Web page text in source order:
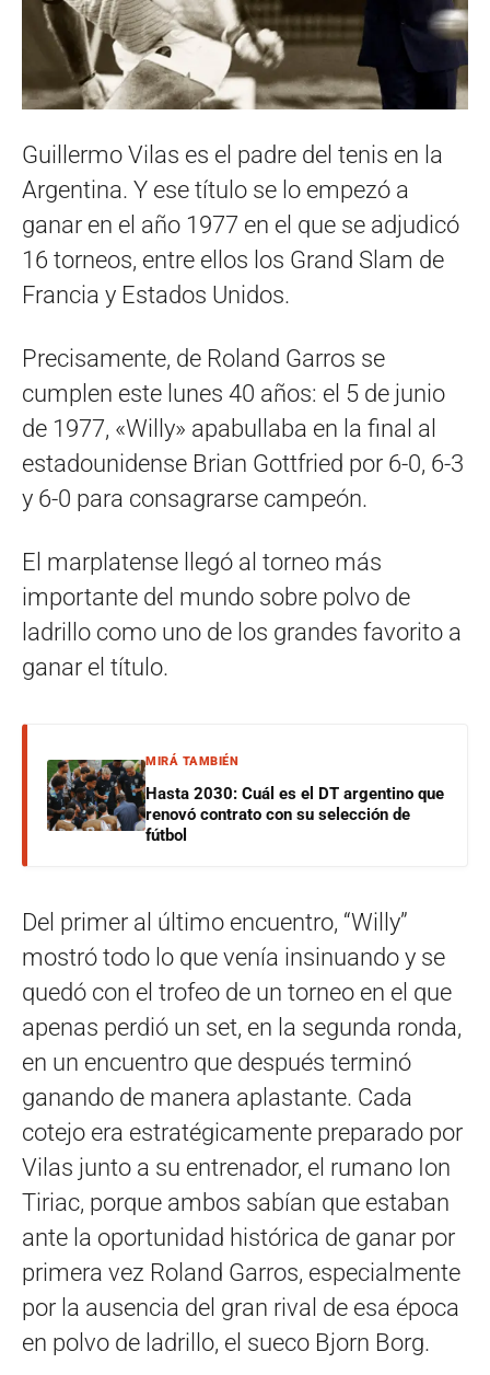
Guillermo Vilas es el padre del tenis en la
Argentina. Y ese título se lo empezó a
ganar en el año 1977 en el que se adjudicó
16 torneos, entre ellos los Grand Slam de
Francia y Estados Unidos.
Precisamente, de Roland Garros se
cumplen este lunes 40 años: el 5 de junio
de 1977, «Willy» apabullaba en la final al
estadounidense Brian Gottfried por 6-0, 6-3
y 6-0 para consagrarse campeón.
El marplatense llegó al torneo más
importante del mundo sobre polvo de
ladrillo como uno de los grandes favorito a
ganar el título.
MIRÁ TAMBIÉN
Hasta 2030: Cuál es el DT argentino que
renovó contrato con su selección de
fútbol
Del primer al último encuentro, “Willy”
mostró todo lo que venía insinuando y se
quedó con el trofeo de un torneo en el que
apenas perdió un set, en la segunda ronda,
en un encuentro que después terminó
ganando de manera aplastante. Cada
cotejo era estratégicamente preparado por
Vilas junto a su entrenador, el rumano Ion
Tiriac, porque ambos sabían que estaban
ante la oportunidad histórica de ganar por
primera vez Roland Garros, especialmente
por la ausencia del gran rival de esa época
en polvo de ladrillo, el sueco Bjorn Borg.